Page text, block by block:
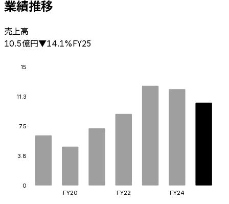
業績推移
売上高
10.5億円▼14.1%FY25
0
3.8
7.5
11.3
15
FY20 FY22 FY24